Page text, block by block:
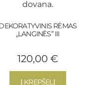
RĖMAS
„LANGINĖS” III
120,00 €
Į KREPŠELĮ